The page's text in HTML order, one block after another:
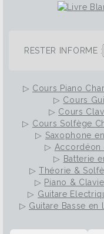
RESTER INFORME :
▷ Cours Piano
▷ Cours
▷ Cours
▷ Cours Solfège
▷ Saxophone
▷ Accordéon
▷ Batterie
▷Théorie &
▷ Piano &
▷ Guitare
▷ Guitare Basse en